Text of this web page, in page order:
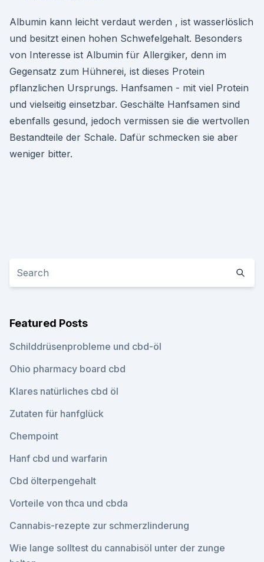
Albumin kann leicht verdaut werden , ist wasserlöslich
und besitzt einen hohen Schwefelgehalt. Besonders
von Interesse ist Albumin für Allergiker, denn im
Gegensatz zum Hühnerei, ist dieses Protein
pflanzlichen Ursprungs. Hanfsamen - mit viel Protein
und vielseitig einsetzbar. Geschälte Hanfsamen sind
ebenfalls gesund, jedoch vermissen sie die wertvollen
Bestandteile der Schale. Dafür schmecken sie aber
weniger bitter.
Featured Posts
Schilddrüsenprobleme und cbd-öl
Ohio pharmacy board cbd
Klares natürliches cbd öl
Zutaten für hanfglück
Chempoint
Hanf cbd und warfarin
Cbd ölterpengehalt
Vorteile von thca und cbda
Cannabis-rezepte zur schmerzlinderung
Wie lange solltest du cannabisöl unter der zunge